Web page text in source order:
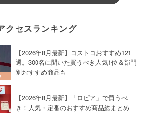
クセスランキング
【2026年8月最新】コストコおすすめ121
選。300名に聞いた買うべき人気1位＆部門
別おすすめ商品も
【2026年8月最新】「ロピア」で買うべ
き！人気・定番のおすすめ商品総まとめ